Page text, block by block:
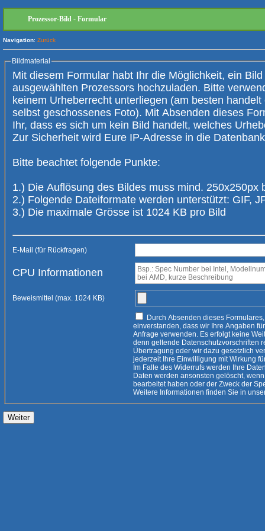
Prozessor-Bild - Formular
Navigation: Zurück
Bildmaterial
Mit diesem Formular habt Ihr die Möglichkeit, ein Bild
ausgewählten Prozessors hochzuladen. Bitte verwendet nur Bilder, die
keinem Urheberrecht unterliegen (am besten handelt es sich um ein
selbst geschossenes Foto). Mit Absenden dieses
Ihr, dass es sich um kein Bild handelt, welches Urheberrechte verletzt.
Zur Sicherheit wird Eure IP-
Bitte beachtet folgende Punkte:
1.) Die Auflösung des Bildes muss mind. 250x250px
2.) Folgende Dateiformate werden unterstützt: GIF,
3.) Die maximale Grösse ist 1024 KB pro Bild
E-Mail (für Rückfragen)
CPU Informationen
Beweismittel (max. 1024 KB)
einverstanden, dass wir Ihre Angaben für die Beantwortung Ihrer
Anfrage verwenden. Es erfolgt keine Weitergabe an Dritte, es sei
denn geltende Datenschutzvorschriften rechtfertigen eine
Übertragung oder wir dazu gesetzlich
jederzeit Ihre Einwilligung mit Wirkung
Im Falle des Widerrufs werden Ihre Daten
Daten werden ansonsten gelöscht,
bearbeitet haben oder der Zweck der Speicherung entfallen ist.
Weitere Informationen finden Sie